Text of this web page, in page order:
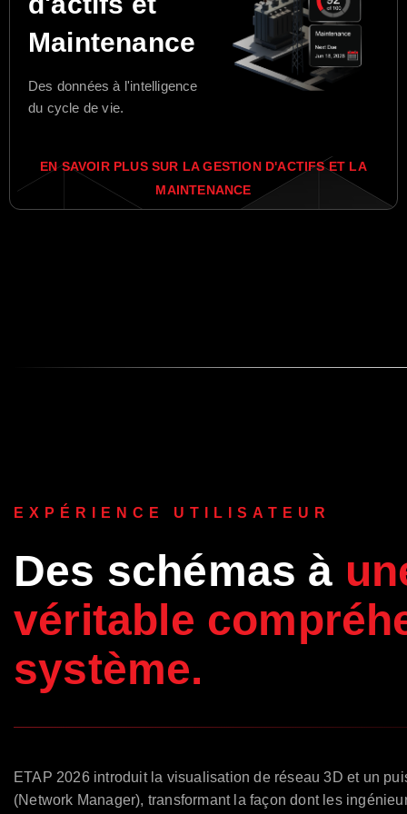
Maintenance
Des données à l'intelligence
du cycle de vie.
EN SAVOIR PLUS SUR LA GESTION D'ACTIFS ET LA
MAINTENANCE
EXPÉRIENCE UTILISATEUR
Des schémas à
véritable
système.
ETAP 2026 introduit la visualisation de réseau 3D et un
(Network Manager), transformant la façon dont les